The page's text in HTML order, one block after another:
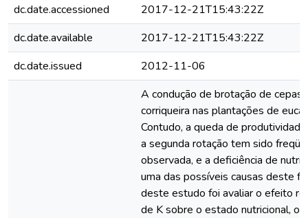
dc.date.accessioned
2017-12-21T15:43:22Z
dc.date.available
2017-12-21T15:43:22Z
dc.date.issued
2012-11-06
A condução de brotação de cepas
corriqueira nas plantações de
Contudo, a queda de
a segunda rotação tem sido
observada, e a deficiência de
uma das possíveis causas deste
deste estudo foi avaliar o efeito
de K sobre o estado nutricional, o